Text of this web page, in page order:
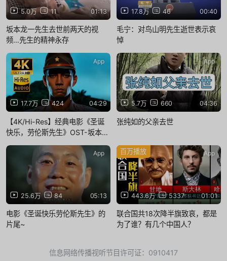
5.0万 11 01:13
坂本龙一先生去世前两天的视
频…先生的精神永存
17.8万 46 00:40
毛宁：对鸟山明先生逝世表示哀
悼
17.7万 424 04:29
App
【4K/Hi-Res】经典电影《圣诞
快乐，劳伦斯先生》OST-坂本龙
5.7万 660 04:36
App
张纯如的父亲去世
25.6万 84 05:13
App
电影《圣诞快乐劳伦斯先生》的
片尾~
443.6万 5337 01:01
百万播放 App
联合国共18次降半旗致哀，都是
为了谁？有几个中国人？
信息网络传播视听节目许可证：0910417